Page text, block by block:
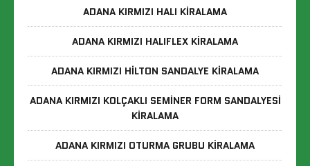
ADANA KIRMIZI HALI KIRALAMA
ADANA KIRMIZI HALIFLEX KIRALAMA
ADANA KIRMIZI HILTON SANDALYE KIRALAMA
ADANA KIRMIZI KOLÇAKLI SEMINER FORM SANDALYESI
KIRALAMA
ADANA KIRMIZI OTURMA GRUBU KIRALAMA